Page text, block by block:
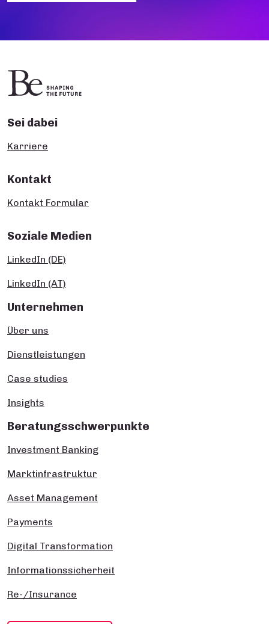
Sei dabei
Karriere
Kontakt
Kontakt Formular
Soziale Medien
LinkedIn (DE)
LinkedIn (AT)
Unternehmen
Über uns
Dienstleistungen
Case studies
Insights
Beratungsschwerpunkte
Investment Banking
Marktinfrastruktur
Asset Management
Payments
Digital Transformation
Informationssicherheit
Re-/Insurance